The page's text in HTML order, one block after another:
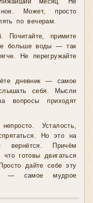
месяц. Не
Может, просто
по вечерам.
Почитайте, примите
больше воды — так
Не перегружайте
дневник — самое
себя. Мысли
вопросы приходят
Усталость,
Но это на
вернётся. Причём
готовы двигаться
дайте себе эту
— самое мудрое